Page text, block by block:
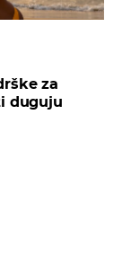
za
duguju